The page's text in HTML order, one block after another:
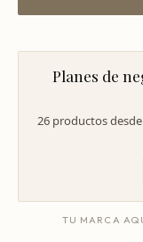
Rotación de
Cuánto cuesta
Plan de negocio
Permisos en
Licencias
Planes de
26 productos desde
TU MARCA